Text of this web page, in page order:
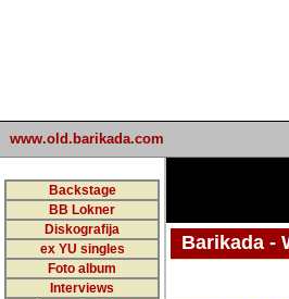
www.old.barikada.com
Backstage
BB Lokner
Diskografija
ex YU singles
Foto album
Interviews
Barikada -